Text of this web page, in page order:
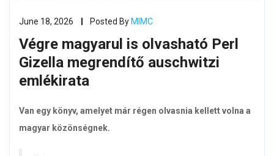
June 18, 2026 Posted By MIMC
Végre magyarul is olvasható Perl
Gizella megrendítő auschwitzi
emlékirata
Van egy könyv, amelyet már régen olvasnia kellett volna a
magyar közönségnek.